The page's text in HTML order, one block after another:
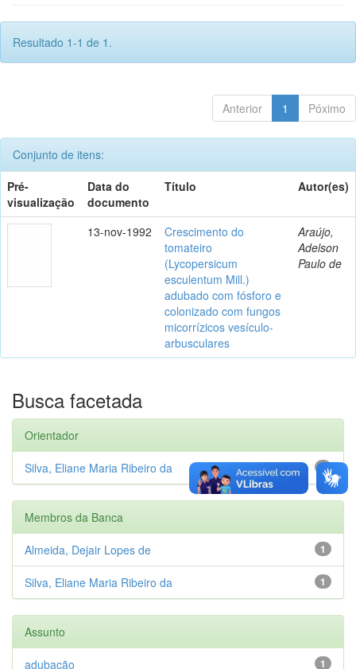
Resultado 1-1 de 1.
Anterior 1 Póximo
Conjunto de itens:
Pré-
visualização
Data do
documento
Título Autor(es)
13-nov-1992
Crescimento do
tomateiro
(Lycopersicum
esculentum Mill.)
adubado com fósforo e
colonizado com fungos
micorrízicos vesículo-
arbusculares
Araújo,
Adelson
Paulo de
Busca facetada
Orientador
1
Silva, Eliane Maria Ribeiro da
Membros da Banca
1
Almeida, Dejair Lopes de
1
Silva, Eliane Maria Ribeiro da
Assunto
1
adubação